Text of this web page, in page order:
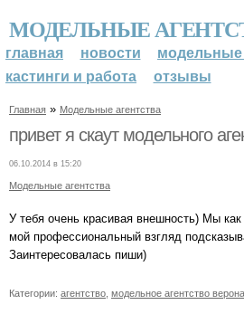
МОДЕЛЬНЫЕ
главная новости
модельные
кастинги и работа
отзывы
Главная » Модельные агентства
привет я скаут модельного
06.10.2014 в 15:20
Модельные агентства
У тебя очень красивая внешность) Мы
мой профессиональный взгляд
Заинтересовалась пиши)
Категории: агентство модельное агентство верона